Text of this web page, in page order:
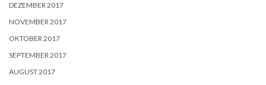
DEZEMBER 2017
NOVEMBER 2017
OKTOBER 2017
SEPTEMBER 2017
AUGUST 2017